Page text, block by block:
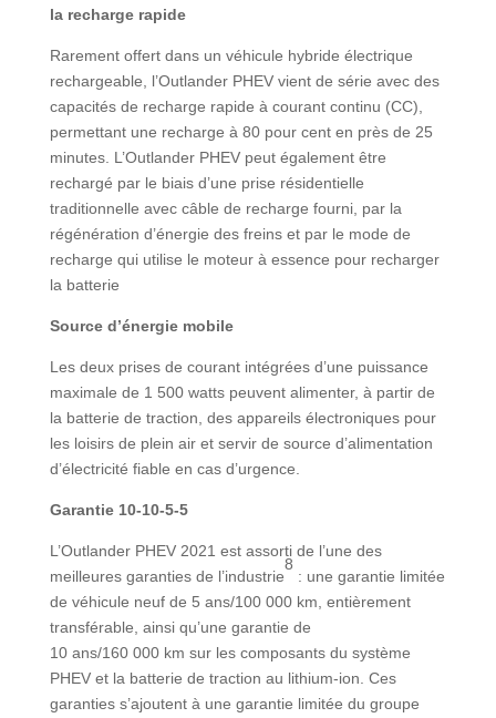
la recharge rapide
Rarement offert dans un véhicule hybride électrique
rechargeable, l’Outlander PHEV vient de série avec des
capacités de recharge rapide à courant continu (CC),
permettant une recharge à 80 pour cent en près de 25
minutes. L’Outlander PHEV peut également être
rechargé par le biais d’une prise résidentielle
traditionnelle avec câble de recharge fourni, par la
régénération d’énergie des freins et par le mode de
recharge qui utilise le moteur à essence pour recharger
la batterie
Source d’énergie mobile
Les deux prises de courant intégrées d’une puissance
maximale de 1 500 watts peuvent alimenter, à partir de
la batterie de traction, des appareils électroniques pour
les loisirs de plein air et servir de source d’alimentation
d’électricité fiable en cas d’urgence.
Garantie 10-10-5-5
L’Outlander PHEV 2021 est assorti de l’une des
meilleures garanties de l’industrie
8
: une garantie limitée
de véhicule neuf de 5 ans/100 000 km, entièrement
transférable, ainsi qu’une garantie de
10 ans/160 000 km sur les composants du système
PHEV et la batterie de traction au lithium-ion. Ces
garanties s’ajoutent à une garantie limitée du groupe